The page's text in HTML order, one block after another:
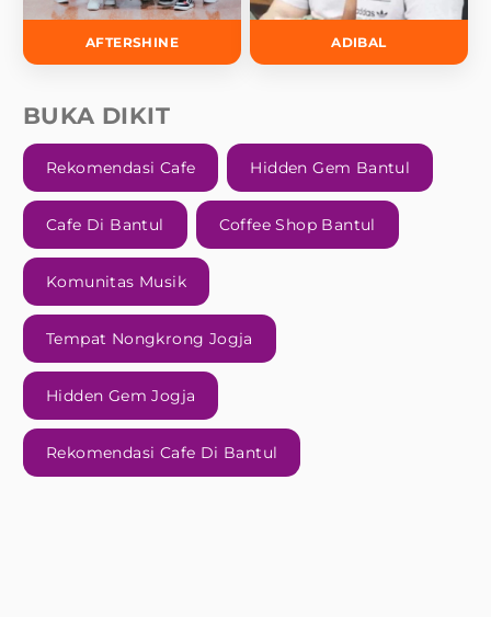
AFTERSHINE ADIBAL
BUKA DIKIT
Rekomendasi Cafe Hidden Gem Bantul
Cafe Di Bantul Coffee Shop Bantul
Komunitas Musik
Tempat Nongkrong Jogja
Hidden Gem Jogja
Rekomendasi Cafe Di Bantul